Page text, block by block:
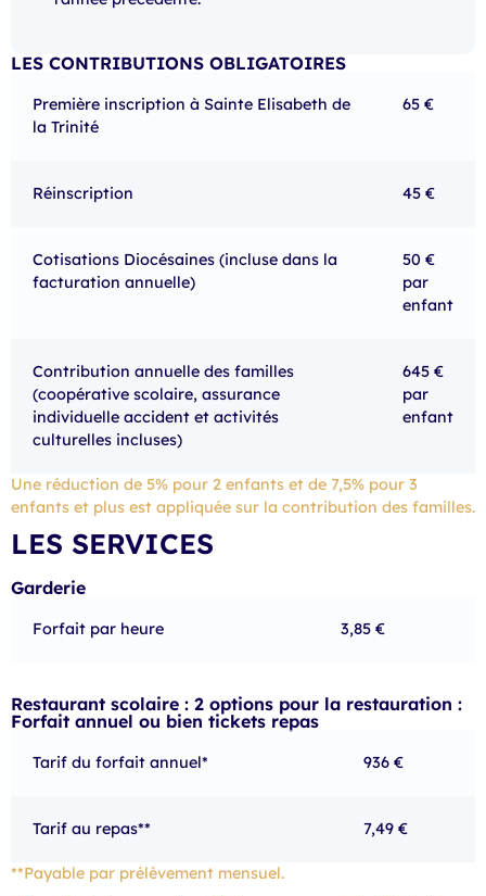
LES CONTRIBUTIONS OBLIGATOIRES
Première inscription à Sainte Elisabeth de
la Trinité
65 €
Réinscription 45 €
Cotisations Diocésaines (incluse dans la
facturation annuelle)
50 €
par
enfant
Contribution annuelle des familles
(coopérative scolaire, assurance
individuelle accident et activités
culturelles incluses)
645 €
par
enfant
Une réduction de 5% pour 2 enfants et de 7,5% pour 3
enfants et plus est appliquée sur la contribution des familles.
LES SERVICES
Garderie
Forfait par heure 3,85 €
Restaurant scolaire : 2 options pour la restauration :
Forfait annuel ou bien tickets repas
Tarif du forfait annuel* 936 €
Tarif au repas** 7,49 €
**Payable par prélèvement mensuel.